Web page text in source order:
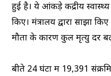
हुई है। ये आंकड़े केंद्रीय स्वास्थ्य
किए। मंत्रालय द्वारा साझा
मौतों के कारण कुल मृत्यु दर
बीते 24 घंटों में 19,391